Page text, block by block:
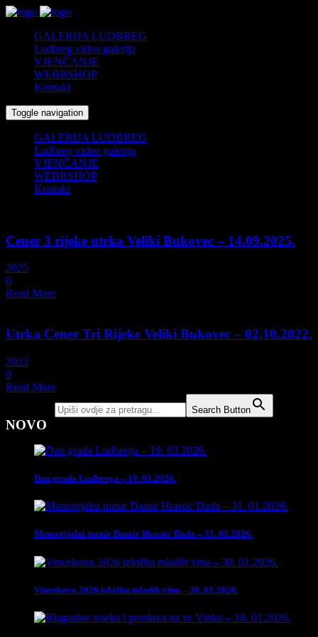
GALERIJA LUDBREG
Ludbreg video galerija
VJENČANJE
WEBBSHOP
Kontakt
Toggle navigation
GALERIJA LUDBREG
Ludbreg video galerija
VJENČANJE
WEBBSHOP
Kontakt
Cener 3 rijeke utrka Veliki Bukovec – 14.09.2025.
2025
0
Read More
Utrka Cener Tri Rijeke Veliki Bukovec – 02.10.2022.
2022
0
Read More
Search Button
NOVO
Dan grada Ludbrega – 19. 03.2026.
Memorijalni turnir Damir Hrastić Dada – 31. 01.2026.
Vincekovo 2026 izložba mladih vina – 30. 01.2026.